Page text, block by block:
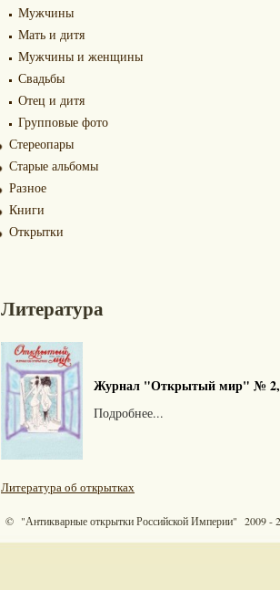
Мужчины
Мать и дитя
Мужчины и женщины
Свадьбы
Отец и дитя
Групповые фото
Стереопары
Старые альбомы
Разное
Книги
Открытки
Литература
Журнал "Открытый мир" № 2,
Подробнее...
Литература об открытках
© "Антикварные открытки Российской Империи" 2009 -